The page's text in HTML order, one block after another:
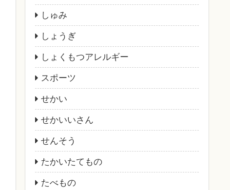
しゅみ
しょうぎ
しょくもつアレルギー
スポーツ
せかい
せかいいさん
せんそう
たかいたてもの
たべもの